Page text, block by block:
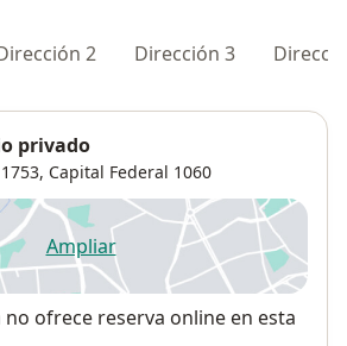
2 Dirección 3
privado
Capital Federal 1060
Ampliarse abre en una nueva
no ofrece reserva online en esta